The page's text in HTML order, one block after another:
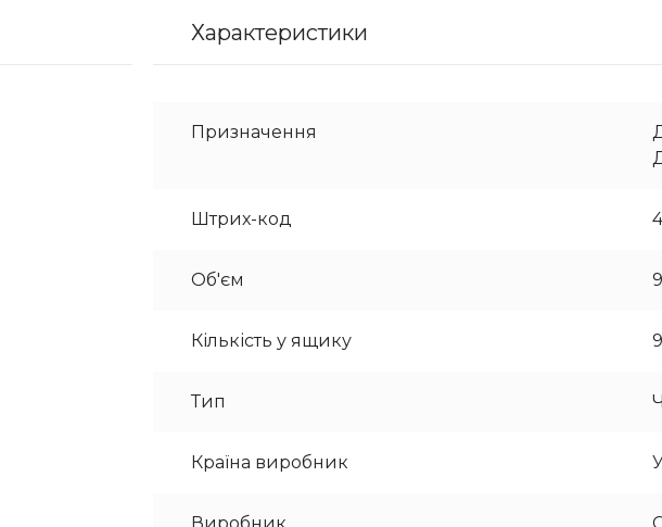
Характеристики
Призначення
Штрих-код
Об'єм
Кількість у ящику
Тип
Країна виробник